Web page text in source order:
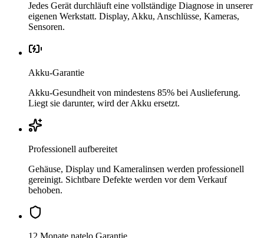
Jedes Gerät durchläuft eine vollständige Diagnose in unserer
eigenen Werkstatt. Display, Akku, Anschlüsse, Kameras,
Sensoren.
Akku-Garantie
Akku-Gesundheit von mindestens 85% bei Auslieferung.
Liegt sie darunter, wird der Akku ersetzt.
Professionell aufbereitet
Gehäuse, Display und Kameralinsen werden professionell
gereinigt. Sichtbare Defekte werden vor dem Verkauf
behoben.
12 Monate natelo Garantie